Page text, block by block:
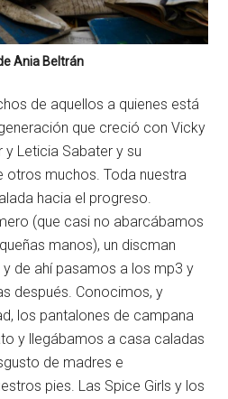
Ania Beltrán
de aquellos a quienes está
que creció con Vicky
y Leticia Sabater y su
otros muchos. Toda nuestra
hacia el progreso.
(que casi no abarcábamos
manos), un discman
de ahí pasamos a los mp3 y
después. Conocimos, y
los pantalones de campana
y llegábamos a casa caladas
de madres e
pies. Las Spice Girls y los